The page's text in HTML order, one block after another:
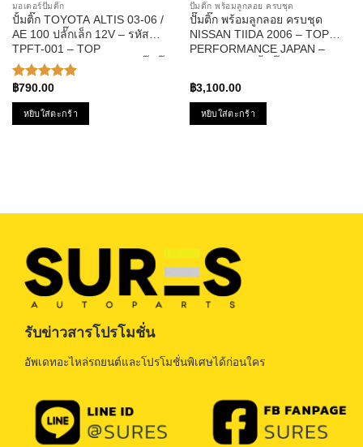
มอเตอร์ปั๊มติ๊ก
ปั้มติ๊ก TOYOTA ALTIS 03-06 /
AE 100 ปลั๊กเล็ก 12V – รหัส
TPFT-001 – TOP
PERFORMANCE มอเตอร์ปั๊มติ๊ก
ของแท้100% MADE IN JAPAN
ให้คะแนน
5.00ตั้งแต่
1-5
คะแนน
฿790.00
หยิบใส่ตะกร้า
ปั๊มติ๊ก พร้อมลูกลอย ครบชุด
ปั๊มติ๊ก พร้อมลูกลอย ครบชุด
NISSAN TIIDA 2006 – TOP
PERFORMANCE JAPAN –
฿3,100.00
หยิบใส่ตะกร้า
รับข่าวสารโปรโมชั่น
อัพเดทอะไหล่รถยนต์และโปรโมชั่นพิเศษได้ก่อนใคร